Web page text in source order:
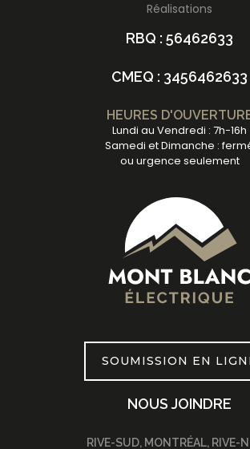
Réalisations
RBQ : 56462633
CMEQ : 3456462633
HEURES
Lundi au Vendredi : 7h-16h
Samedi et Dimanche :
ou urgence seulement
SOUMISSION EN
NOUS JOINDRE
RIVE-SUD, MONTRÉAL, RIVE-